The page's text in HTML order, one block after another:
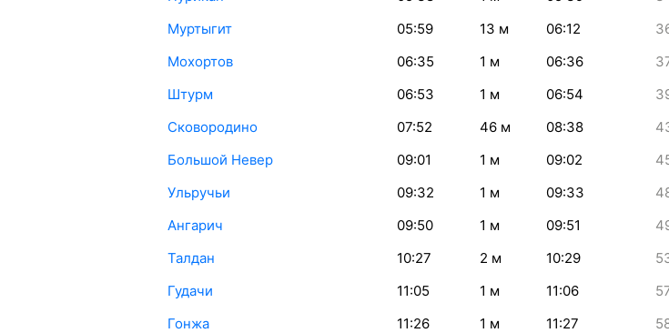
Муртыгит
05:59 13 м 06:12
Мохортов
06:35 1 м 06:36
Штурм
06:53 1 м 06:54
Сковородино
07:52 46 м 08:38
Большой Невер
09:01 1 м 09:02
Ульручьи
09:32 1 м 09:33
Ангарич
09:50 1 м 09:51
Талдан
10:27 2 м 10:29
Гудачи
11:05 1 м 11:06
Гонжа
11:26 1 м 11:27